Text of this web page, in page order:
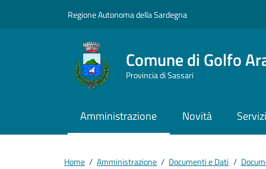
Regione Autonoma della Sardegna
Comune di Golfo
Provincia di Sassari
Amministrazione Novità Servizi
Home / Amministrazione / Documenti e Dati /